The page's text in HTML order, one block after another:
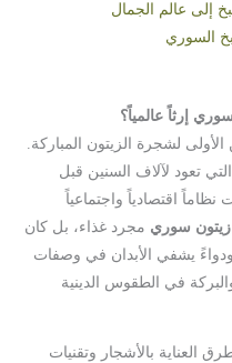
إلى عالم الجمال
السوري
إرثاً عالمياً؟
لشجرة الزيتون المباركة.
تعود لآلاف السنين قبل
نظاماً اقتصادياً واجتماعياً
سوري مجرد غذاء، بل كان
يشفي الأبدان في وصفات
في الطقوس الدينية
العناية بالأشجار وتقنيات